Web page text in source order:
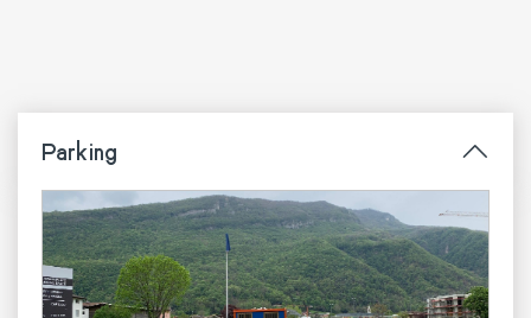
Parking